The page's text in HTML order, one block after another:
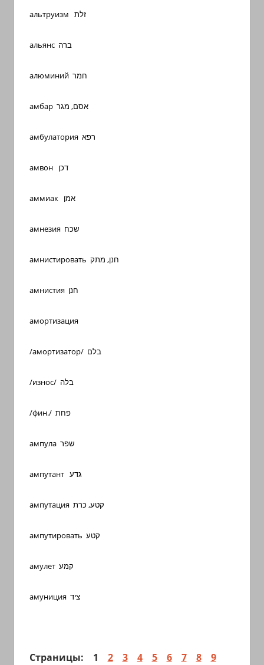
альтруизм זלת
альянс ברה
алюминий חמר
амбар אסם, מגר
амбулатория רפא
амвон דכן
аммиак אמן
амнезия שכח
амнистировать חנן, מתק
амнистия חנן
амортизация
/амортизатор/ בלם
/износ/ בלה
/фин./ פחת
ампула שפר
ампутант גדע
ампутация קטע, כרת
ампутировать קטע
амулет קמע
амуниция ציד
Страницы: 1 2 3 4 5 6 7 8
9